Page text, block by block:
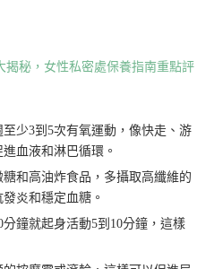
揭秘，女性私密處保養指南重點評
少3到5次有氧運動，像快走、游
血液和淋巴循環。
和高油炸食品，多攝取高纖維的
炎和穩定血糖。
鐘就起身活動5到10分鐘，這樣